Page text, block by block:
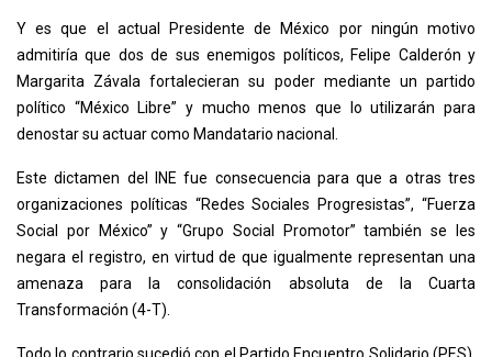
Y es que el actual Presidente de México por ningún motivo
admitiría que dos de sus enemigos políticos, Felipe Calderón y
Margarita Závala fortalecieran su poder mediante un partido
político “México Libre” y mucho menos que lo utilizarán para
denostar su actuar como Mandatario nacional.
Este dictamen del INE fue consecuencia para que a otras tres
organizaciones políticas “Redes Sociales Progresistas”, “Fuerza
Social por México” y “Grupo Social Promotor” también se les
negara el registro, en virtud de que igualmente representan una
amenaza para la consolidación absoluta de la Cuarta
Transformación (4-T).